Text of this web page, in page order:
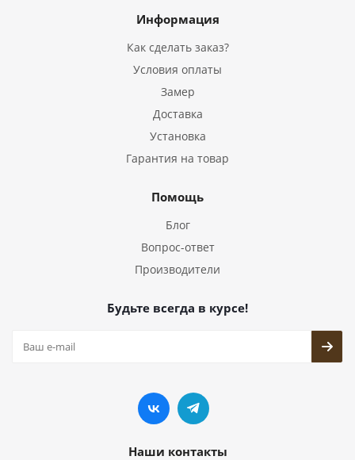
Информация
Как сделать заказ?
Условия оплаты
Замер
Доставка
Установка
Гарантия на товар
Помощь
Блог
Вопрос-ответ
Производители
Будьте всегда в курсе!
Наши контакты